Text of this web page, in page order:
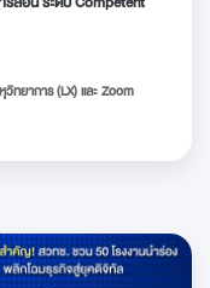
ทยาการ (LX) และ Zoom